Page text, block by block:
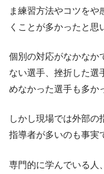
ま練習方法やコツをや
くことが多かったと思
個別の対応がなかなか
ない選手、挫折した選
めなかった選手も多か
しかし現場では外部の
指導者が多いのも事実
専門的に学んでいる人